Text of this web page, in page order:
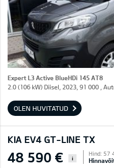
Expert L3 Active BlueHDi 145 AT8
2.0 (106 kW) Diisel, 2023, 91 000 ,
OLEN HUVITATUD
KIA EV4 GT-LINE TX
48 590 € i
Hind: 57